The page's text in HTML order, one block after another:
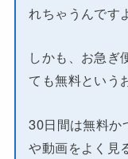
れちゃうんです
しかも、お急ぎ
ても無料という
30日間は無料か
や動画をよく見